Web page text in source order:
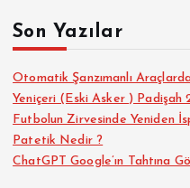
:Son Yazılar
Otomatik Şanzımanlı
Yeniçeri (Eski Asker ) Padişah
Futbolun Zirvesinde Yeniden
Patetik Nedir ?
ChatGPT Google’ın Tahtına